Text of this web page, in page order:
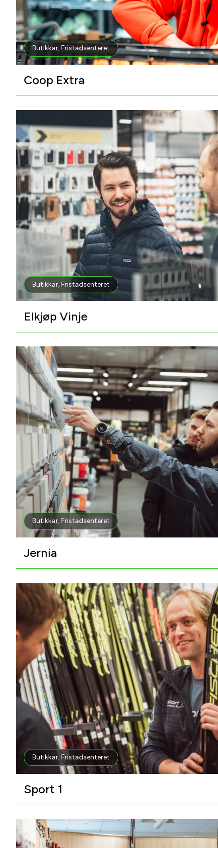
Butikkar,Fristadsenteret
Coop Extra
Butikkar,Fristadsenteret
Elkjøp Vinje
Butikkar,Fristadsenteret
Jernia
Butikkar,Fristadsenteret
Sport 1